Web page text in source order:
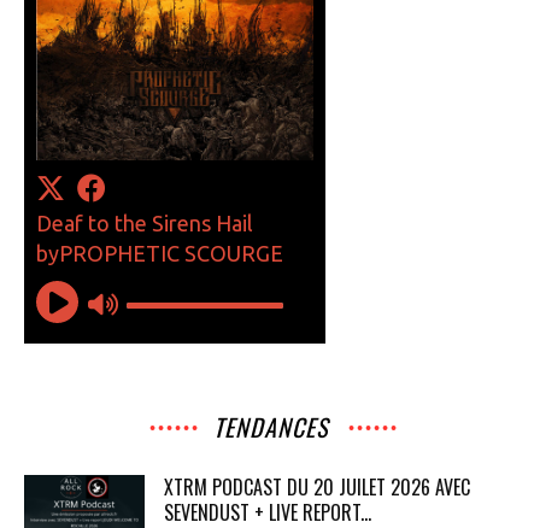
TENDANCES
XTRM PODCAST DU 20 JUILET 2026 AVEC
SEVENDUST + LIVE REPORT...